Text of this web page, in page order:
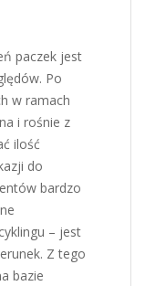
paczek jest
Po
w ramach
i rośnie z
ilość
do
bardzo
– jest
Z tego
bazie